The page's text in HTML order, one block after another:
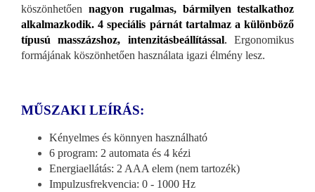
köszönhetően nagyon rugalmas, bármilyen testalkathoz
alkalmazkodik. 4 speciális párnát tartalmaz a különböző
típusú masszázshoz, intenzitásbeállítással. Ergonomikus
formájának köszönhetően használata igazi élmény lesz.
MŰSZAKI LEÍRÁS:
Kényelmes és könnyen használható
6 program: 2 automata és 4 kézi
Energiaellátás: 2 AAA elem (nem tartozék)
Impulzusfrekvencia: 0 - 1000 Hz